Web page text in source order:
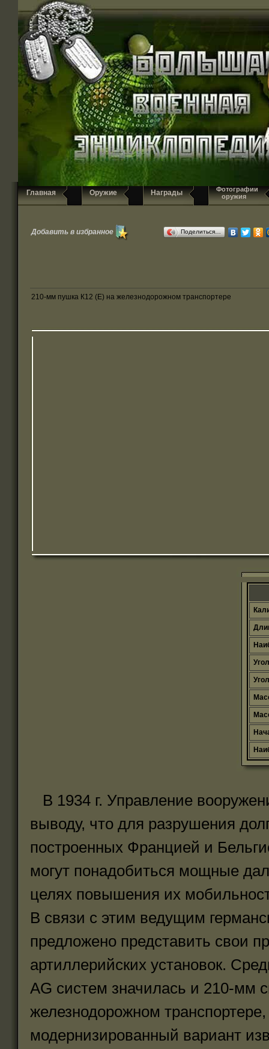
Главная Оружие Награды
Фотографии
оружия
Добавить в избранное Поделиться…
210-мм пушка К12 (Е) на железнодорожном транспортере
В 1934 г. Управление
выводу, что для разрушения
построенных Францией и
могут понадобиться мощные
целях повышения их
В связи с этим ведущим
предложено представить свои
артиллерийских установок.
AG систем значилась и 210-мм
железнодорожном
модернизированный вариант